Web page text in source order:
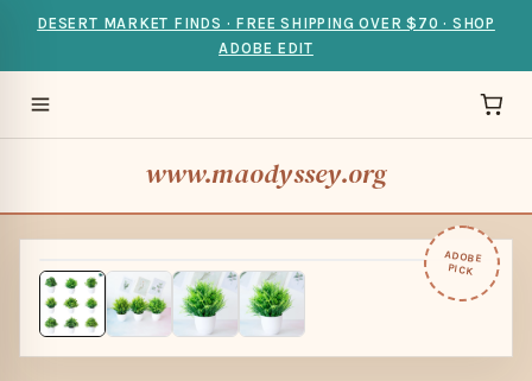
DESERT MARKET FINDS · FREE SHIPPING OVER $70 · SHOP
ADOBE EDIT
www.maodyssey.org
ADOBE
PICK